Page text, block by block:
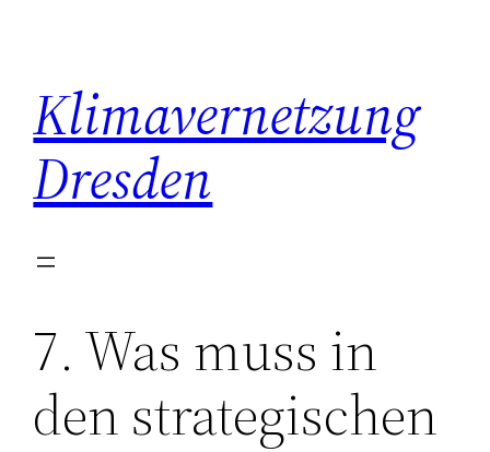
springen
Klimavernetzung
Dresden
7. Was muss in
den strategischen